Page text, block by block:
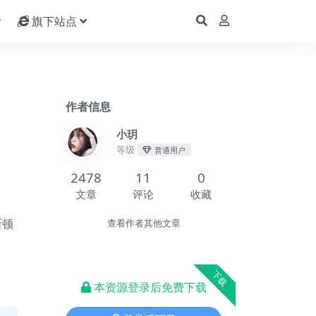
旗下站点
作者信息
小玥
等级 普通用户
2478
文章
11
评论
0
收藏
查看作者其他文章
下载
本资源登录后免费下载